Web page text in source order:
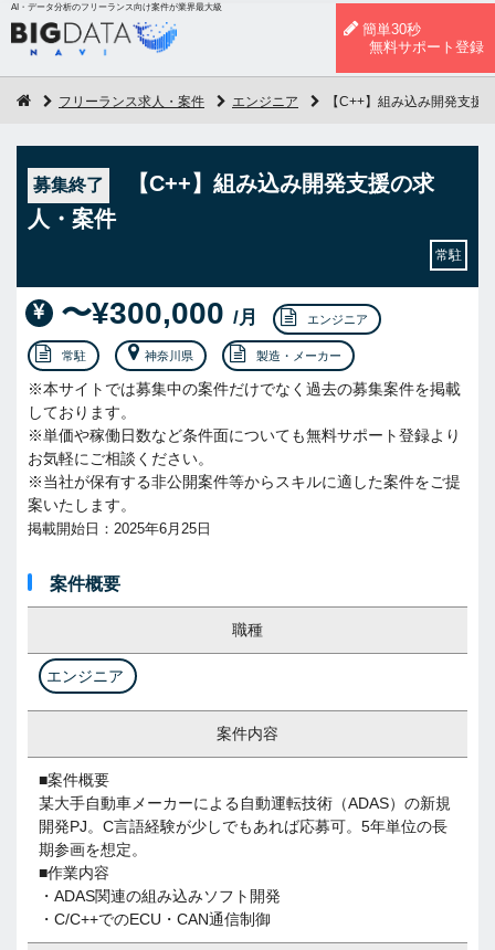
AI・データ分析のフリーランス向け案件が業界最大級
簡単30秒
無料サポート登録
フリーランス求人・案件 エンジニア 【C++】組み込み開発支援
募集終了
【C++】組み込み開発支援の求
人・案件
常駐
〜¥300,000 /月 エンジニア
常駐 神奈川県 製造・メーカー
※本サイトでは募集中の案件だけでなく過去の募集案件を掲載
しております。
※単価や稼働日数など条件面についても無料サポート登録より
お気軽にご相談ください。
※当社が保有する非公開案件等からスキルに適した案件をご提
案いたします。
掲載開始日：2025年6月25日
案件概要
職種
エンジニア
案件内容
■案件概要
某大手自動車メーカーによる自動運転技術（ADAS）の新規
開発PJ。C言語経験が少しでもあれば応募可。5年単位の長
期参画を想定。
■作業内容
・ADAS関連の組み込みソフト開発
・C/C++でのECU・CAN通信制御